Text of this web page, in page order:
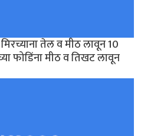
तेल व मीठ लावून 10
फोडिंना मीठ व तिखट लावून